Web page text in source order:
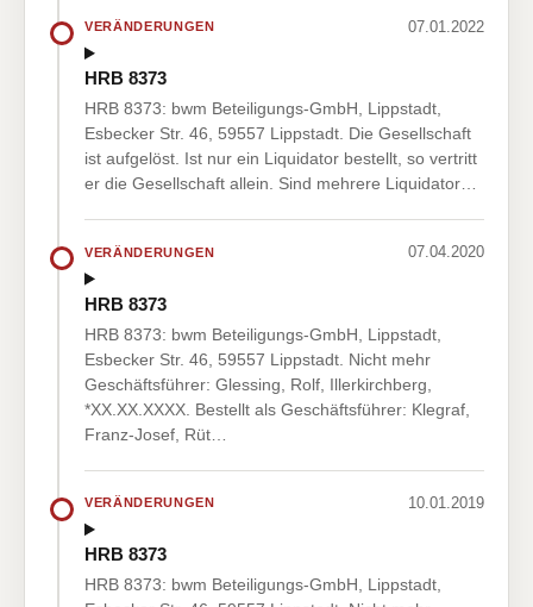
VERÄNDERUNGEN 07.01.2022
HRB 8373
HRB 8373: bwm Beteiligungs-GmbH, Lippstadt,
Esbecker Str. 46, 59557 Lippstadt. Die Gesellschaft
ist aufgelöst. Ist nur ein Liquidator bestellt, so vertritt
er die Gesellschaft allein. Sind mehrere Liquidator…
VERÄNDERUNGEN 07.04.2020
HRB 8373
HRB 8373: bwm Beteiligungs-GmbH, Lippstadt,
Esbecker Str. 46, 59557 Lippstadt. Nicht mehr
Geschäftsführer: Glessing, Rolf, Illerkirchberg,
*XX.XX.XXXX. Bestellt als Geschäftsführer: Klegraf,
Franz-Josef, Rüt…
VERÄNDERUNGEN 10.01.2019
HRB 8373
HRB 8373: bwm Beteiligungs-GmbH, Lippstadt,